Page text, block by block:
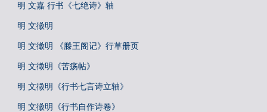
明 文嘉 行书《七绝诗》轴
明 文徵明
明 文徵明 《滕王阁记》行草册页
明 文徵明《苦疡帖》
明 文徵明《行书七言诗立轴》
明 文徵明《行书自作诗卷》